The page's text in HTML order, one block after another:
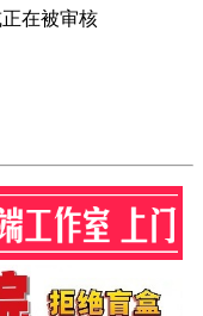
在被审核